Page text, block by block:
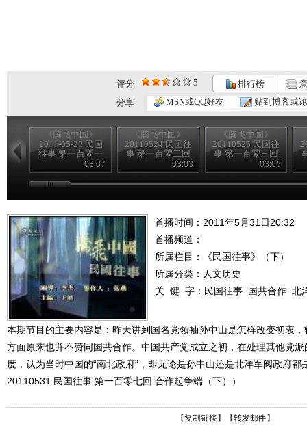
评分 5 排行榜
分享
MSN或QQ好友 贴到博客或
《腾飞中国》
2011-05-23 民国
往事 第一百零一
03:07
《腾飞中国》
20110524 民国往
事 第一百零二回
中共的一大
（下）
03:03
《腾飞中国》
20110525 民国往
事 第一百零三回
海员大罢工03:05
首播时间：2011年5月31日20:32
首播频道：
所属栏目：
《民国往事》（下）
所属分类：人文历史
关 键 字： 民国往事 国共合作 北
本期节目的主要内容是：昨天讲到国名党领袖孙中山是怎样改变初衷
方面原来也并不赞同国共合作。中国共产党成立之初，在处理其他党
度，认为当时中国的“南北政府”，即无论是孙中山还是北洋军阀政府都
20110531 民国往事 第一百零七回 合作起争端（下））
【复制链接】【转发邮件 】